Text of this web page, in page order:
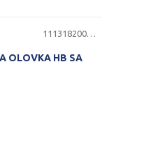
1113182000316
OLOVKA HB SA